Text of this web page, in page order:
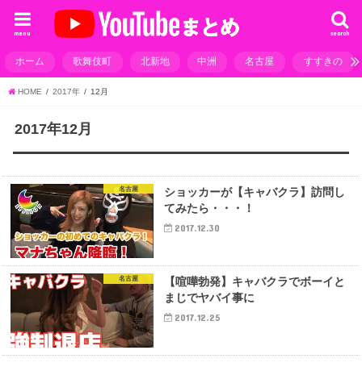
search
menu
ホーム 歌舞伎町 北新地 中洲 名古屋 すすきの
HOME 2017年 12月
2017年12月
名古屋
ショッカーが【キャバクラ】訪問し
てみたら・・・！
2017.12.30
名古屋
【喧嘩勃発】キャバクラでボーイと
まじでヤバイ事に
2017.12.25